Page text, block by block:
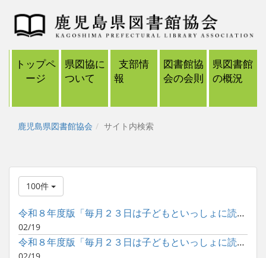
トップペ
ージ
県図協に
ついて
支部情
報
図書館協
会の会則
県図書館
の概況
鹿児島県図書館協会 サイト内検索
100件
令和８年度版「毎月２３日は子どもといっしょに読書の日」ポスタ...
02/19
令和８年度版「毎月２３日は子どもといっしょに読書の日」ポスタ...